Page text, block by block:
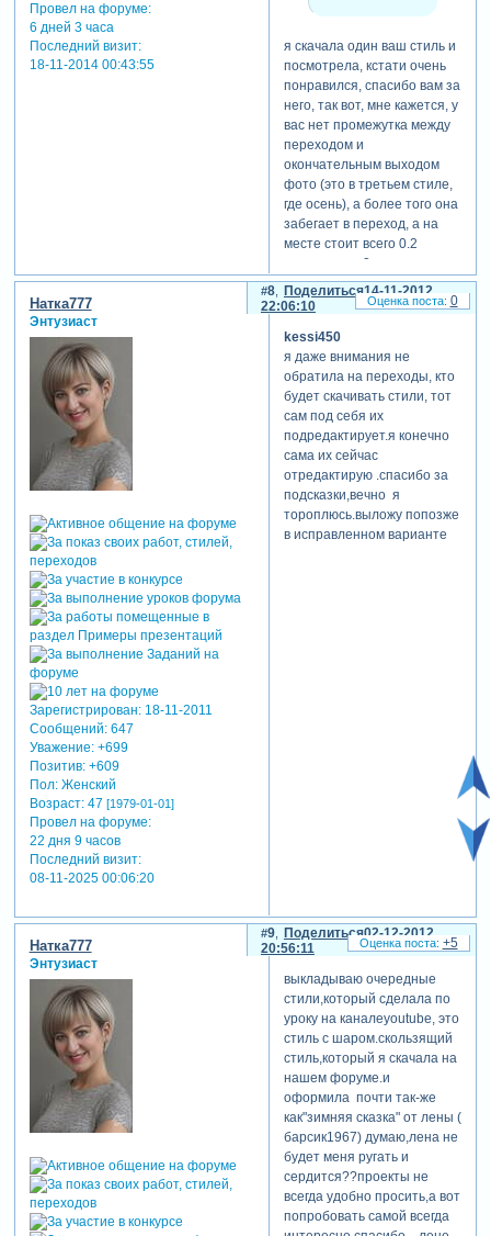
Провел на форуме:
6 дней 3 часа
Последний визит:
18-11-2014 00:43:55
я скачала один ваш стиль и
посмотрела, кстати очень
понравился, спасибо вам за
него, так вот, мне кажется, у
вас нет промежутка между
переходом и
окончательным выходом
фото (это в третьем стиле,
где осень), а более того она
забегает в переход, а на
месте стоит всего 0.2
сек.переход 3 сек., а у вас
последняя перед
переходом кт на 9.0 сек., то
мне кажется ее надо
сдвинуть назад на пару
секунд и соответственно и
3 кт тоже.
отредактировано kessi450
(14-11-2012 22:00:07)
Поделиться
8
14-11-2012
22:06:10
Натка777
Энтузиаст
Зарегистрирован: 18-11-2011
Сообщений:647
Уважение: +699
Позитив: +609
Пол:Женский
Возраст:47 [1979-01-01]
Провел на форуме:
22 дня 9 часов
Последний визит:
08-11-2025 00:06:20
kessi450
я даже внимания не
обратила на переходы, кто
будет скачивать стили, тот
сам под себя их
подредактирует.я конечно
сама их сейчас
отредактирую .спасибо за
подсказки,вечно я
тороплюсь.выложу попозже
в исправленном варианте
0
Поделиться
9
02-12-2012
20:56:11
Натка777
Энтузиаст
выкладываю очередные
стили,который сделала по
уроку на каналеyoutube, это
стиль с шаром.скользящий
стиль,который я скачала на
нашем форуме.и
оформила почти так-же
как"зимняя сказка" от лены (
барсик1967) думаю,лена не
будет меня ругать и
сердится??проекты не
всегда удобно просить,а вот
попробовать самой всегда
+5